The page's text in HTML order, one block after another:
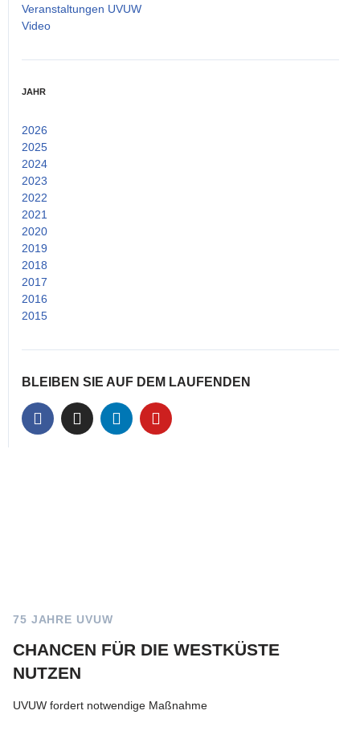
Veranstaltungen UVUW
Video
JAHR
2026
2025
2024
2023
2022
2021
2020
2019
2018
2017
2016
2015
BLEIBEN SIE AUF DEM LAUFENDEN
75 JAHRE UVUW
CHANCEN FÜR DIE WESTKÜSTE
NUTZEN
UVUW fordert notwendige Maßnahme